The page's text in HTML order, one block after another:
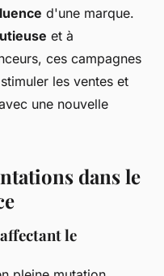
d'une marque.
et à
ces campagnes
les ventes et
une nouvelle
dans le
le